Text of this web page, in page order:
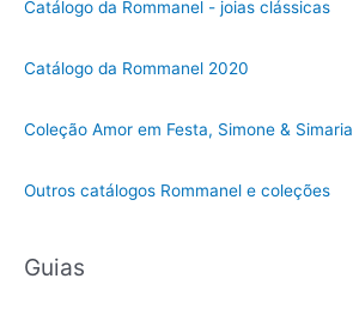
Catálogo da Rommanel - joias clássicas
Catálogo da Rommanel 2020
Coleção Amor em Festa, Simone & Simaria
Outros catálogos Rommanel e coleções
Guias